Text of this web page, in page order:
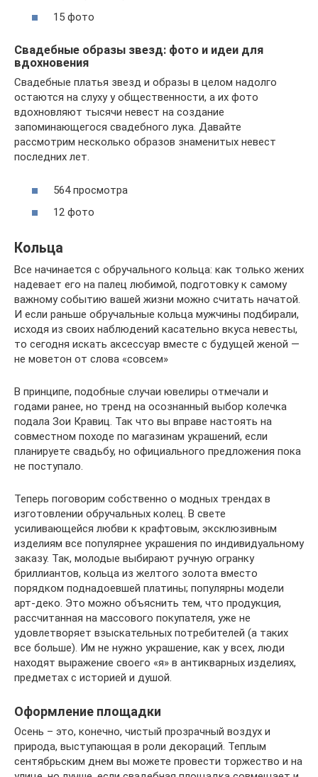
15 фото
Свадебные образы звезд: фото и идеи для
вдохновения
Свадебные платья звезд и образы в целом надолго
остаются на слуху у общественности, а их фото
вдохновляют тысячи невест на создание
запоминающегося свадебного лука. Давайте
рассмотрим несколько образов знаменитых невест
последних лет.
564 просмотра
12 фото
Кольца
Все начинается с обручального кольца: как только жених
надевает его на палец любимой, подготовку к самому
важному событию вашей жизни можно считать начатой.
И если раньше обручальные кольца мужчины подбирали,
исходя из своих наблюдений касательно вкуса невесты,
то сегодня искать аксессуар вместе с будущей женой —
не моветон от слова «совсем»
В принципе, подобные случаи ювелиры отмечали и
годами ранее, но тренд на осознанный выбор колечка
подала Зои Кравиц. Так что вы вправе настоять на
совместном походе по магазинам украшений, если
планируете свадьбу, но официального предложения пока
не поступало.
Теперь поговорим собственно о модных трендах в
изготовлении обручальных колец. В свете
усиливающейся любви к крафтовым, эксклюзивным
изделиям все популярнее украшения по индивидуальному
заказу. Так, молодые выбирают ручную огранку
бриллиантов, кольца из желтого золота вместо
порядком поднадоевшей платины; популярны модели
арт-деко. Это можно объяснить тем, что продукция,
рассчитанная на массового покупателя, уже не
удовлетворяет взыскательных потребителей (а таких
все больше). Им не нужно украшение, как у всех, люди
находят выражение своего «я» в антикварных изделиях,
предметах с историей и душой.
Оформление площадки
Осень – это, конечно, чистый прозрачный воздух и
природа, выступающая в роли декораций. Теплым
сентябрьским днем вы можете провести торжество и на